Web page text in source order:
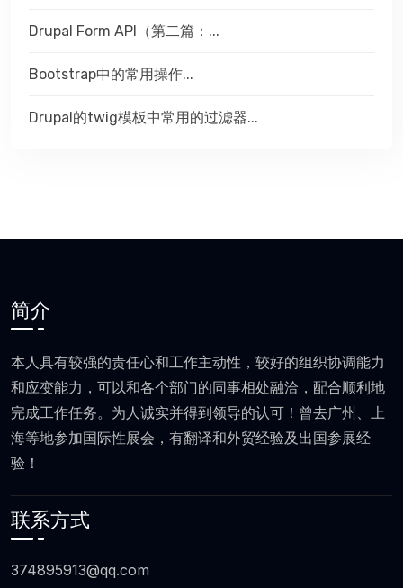
Drupal Form API（第二篇：...
Bootstrap中的常用操作...
Drupal的twig模板中常用的过滤器...
简介
本人具有较强的责任心和工作主动性，较好的组织协调能力
和应变能力，可以和各个部门的同事相处融洽，配合顺利地
完成工作任务。为人诚实并得到领导的认可！曾去广州、上
海等地参加国际性展会，有翻译和外贸经验及出国参展经
验！
联系方式
374895913@qq.com